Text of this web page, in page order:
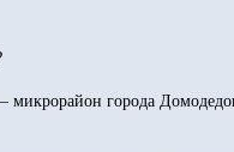
города